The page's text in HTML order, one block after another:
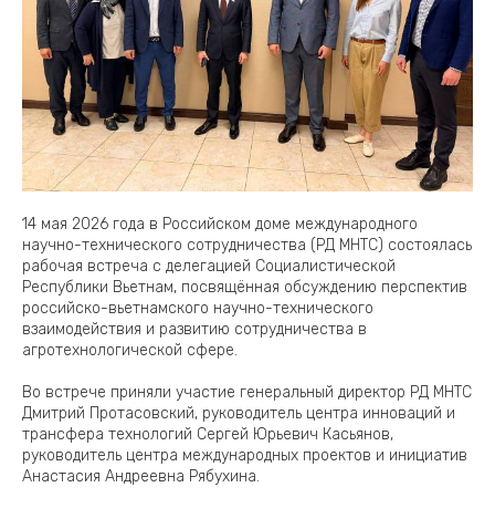
14 мая 2026 года в Российском доме международного
научно-технического сотрудничества (РД МНТС) состоялась
рабочая встреча с делегацией Социалистической
Республики Вьетнам, посвящённая обсуждению перспектив
российско-вьетнамского научно-технического
взаимодействия и развитию сотрудничества в
агротехнологической сфере.
Во встрече приняли участие генеральный директор РД МНТС
Дмитрий Протасовский, руководитель центра инноваций и
трансфера технологий Сергей Юрьевич Касьянов,
руководитель центра международных проектов и инициатив
Анастасия Андреевна Рябухина.